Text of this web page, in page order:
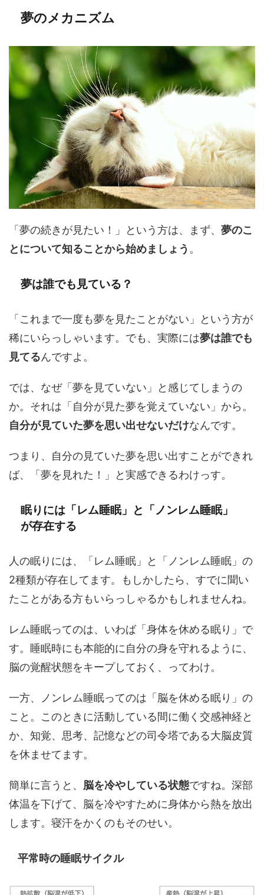
夢のメカニズム
「夢の続きが見たい！」という方は、まず、 夢のこ
とについて知ることから始めましょう 。
夢は誰でも見ている？
「これまで一度も夢を見たことがない」という方が
稀にいらっしゃいます。でも、実際には夢は誰でも
見てるんですよ。
では、なぜ「夢を見ていない」と感じてしまうの
か。それは「自分が見た夢を覚えていない」から。
自分が見ていた夢を思い出せないだけなんです。
つまり、自分の見ていた夢を思い出すことができれ
ば、「夢を見れた！」と実感できるわけっす。
眠りには「レム睡眠」と「ノンレム睡眠」
が存在する
人の眠りには、「レム睡眠」と「ノンレム睡眠」の
2種類が存在してます。もしかしたら、すでに聞い
たことがある方もいらっしゃるかもしれませんね。
レム睡眠ってのは、いわば「身体を休める眠り」で
す。睡眠時にも本能的に自分の身を守れるように、
脳の覚醒状態をキープしておく、ってわけ。
一方、ノンレム睡眠ってのは「脳を休める眠り」の
こと。このときに活動している間に働く交感神経と
か、知覚、思考、記憶などの司令塔である大脳皮質
を休ませてます。
簡単に言うと、 脳を冷やしている状態ですね。深部
体温を下げて、脳を冷やすために身体から熱を放出
します。寝汗をかくのもそのせい。
平常時の睡眠サイクル